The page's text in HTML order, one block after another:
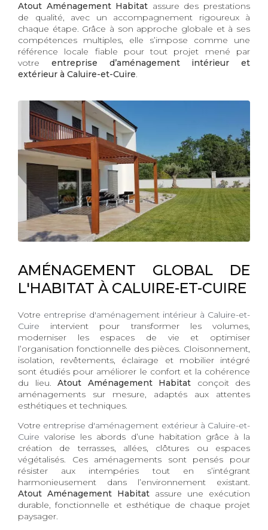
Atout Aménagement Habitat assure des prestations
de qualité, avec un accompagnement rigoureux à
chaque étape. Grâce à son approche globale et à ses
compétences multiples, elle s’impose comme une
référence locale fiable pour tout projet mené par
votre entreprise d’aménagement intérieur et
extérieur à Caluire-et-Cuire.
AMÉNAGEMENT GLOBAL DE
L'HABITAT À CALUIRE-ET-CUIRE
Votre entreprise d'aménagement intérieur à Caluire-et-
Cuire intervient pour transformer les volumes,
moderniser les espaces de vie et optimiser
l’organisation fonctionnelle des pièces. Cloisonnement,
isolation, revêtements, éclairage et mobilier intégré
sont étudiés pour améliorer le confort et la cohérence
du lieu. Atout Aménagement Habitat conçoit des
aménagements sur mesure, adaptés aux attentes
esthétiques et techniques.
Votre entreprise d'aménagement extérieur à Caluire-et-
Cuire valorise les abords d’une habitation grâce à la
création de terrasses, allées, clôtures ou espaces
végétalisés. Ces aménagements sont pensés pour
résister aux intempéries tout en s’intégrant
harmonieusement dans l’environnement existant.
Atout Aménagement Habitat assure une exécution
durable, fonctionnelle et esthétique de chaque projet
paysager.